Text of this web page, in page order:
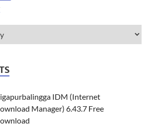
IDM (Internet
Manager) 6.43.7 Free